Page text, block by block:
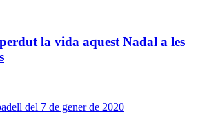
la vida aquest Nadal a les